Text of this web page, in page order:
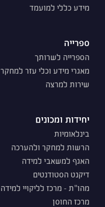
מידע כללי למועמד
ספרייה
הספרייה לשרותך
מאגרי מידע וכלי עזר למחקר
שירות למרצה
יחידות ומכונים
בינלאומיות
הרשות למחקר ולהערכה
האגף למשאבי למידה
דיקנט הסטודנטים
מהו"ת - מרכז לליקויי למידה
מרכז החוסן